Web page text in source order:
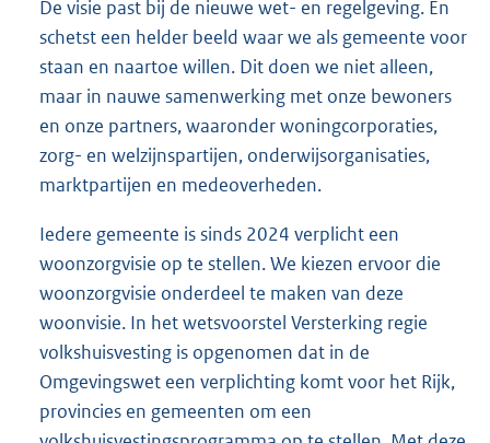
De visie past bij de nieuwe wet- en regelgeving. En
schetst een helder beeld waar we als gemeente voor
staan en naartoe willen. Dit doen we niet alleen,
maar in nauwe samenwerking met onze bewoners
en onze partners, waaronder woningcorporaties,
zorg- en welzijnspartijen, onderwijsorganisaties,
marktpartijen en medeoverheden.
Iedere gemeente is sinds 2024 verplicht een
woonzorgvisie op te stellen. We kiezen ervoor die
woonzorgvisie onderdeel te maken van deze
woonvisie. In het wetsvoorstel Versterking regie
volkshuisvesting is opgenomen dat in de
Omgevingswet een verplichting komt voor het Rijk,
provincies en gemeenten om een